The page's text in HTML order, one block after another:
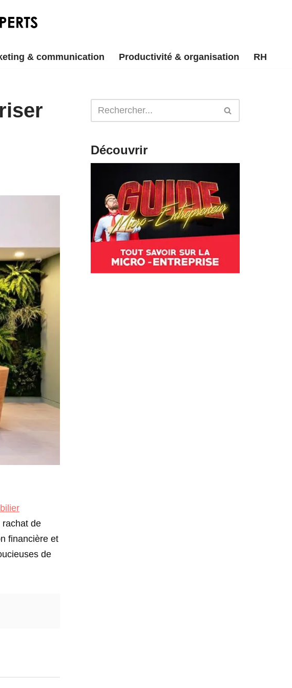
& communication Productivité & organisation RH
rachat de
financière et
de
Découvrir